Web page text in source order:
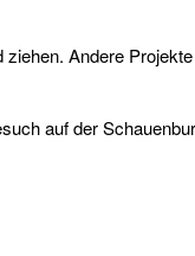
Andere
auf der